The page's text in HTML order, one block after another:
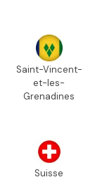
Saint-Vincent-
et-les-
Grenadines
Suisse